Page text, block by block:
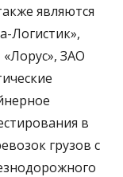
являются
Логистик»,
ЗАО
в
грузов с